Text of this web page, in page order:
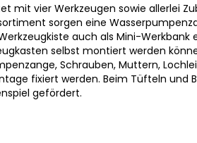
mit vier Werkzeugen sowie allerlei
sorgen eine
auch als Mini-
selbst montiert werden
Schrauben, Muttern,
fixiert werden. Beim Tüfteln und
gefördert.